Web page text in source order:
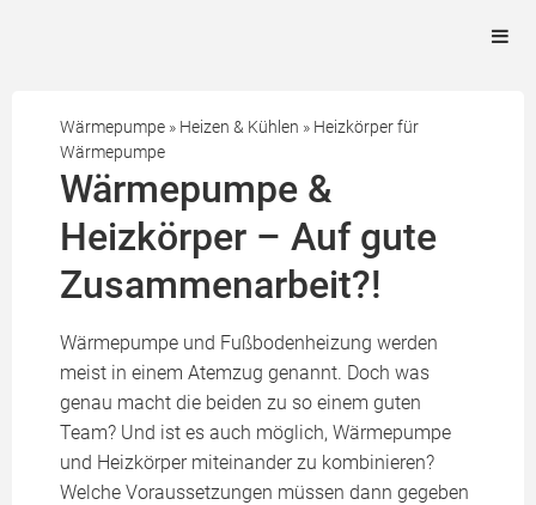
Wärmepumpe » Heizen & Kühlen » Heizkörper für
Wärmepumpe
Wärmepumpe &
Heizkörper – Auf gute
Zusammenarbeit?!
Wärmepumpe und Fußbodenheizung werden
meist in einem Atemzug genannt. Doch was
genau macht die beiden zu so einem guten
Team? Und ist es auch möglich, Wärmepumpe
und Heizkörper miteinander zu kombinieren?
Welche Voraussetzungen müssen dann gegeben